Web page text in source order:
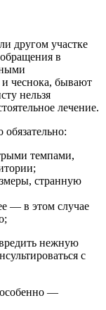
другом участке
в
и чеснока, бывают
нельзя
лечение.
темпами,
странную
— в этом случае
нежную
с
особенно —